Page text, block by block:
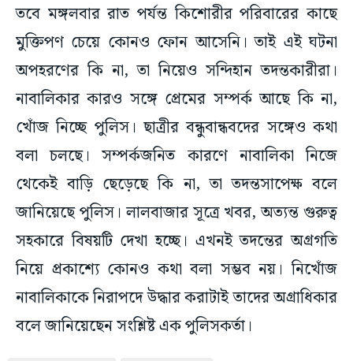
তবে মঙ্গলবার রাত পর্যন্ত কিশোরীর পরিবারের কাছে
মুক্তিপণ চেয়ে কোনও ফোন আসেনি। তাই এই ঘটনা
অপহরণের কি না, তা নিয়েও সন্দিহান তদন্তকারীরা।
নাবালিকার কারও সঙ্গে প্রেমের সম্পর্ক আছে কি না,
খোঁজ নিচ্ছে পুলিস। ছাত্রীর বন্ধুবান্ধবদের সঙ্গেও কথা
বলা চলছে। সম্পর্কজনিত কারণে নাবালিকা নিজে
থেকেই বাড়ি ছেড়েছে কি না, তা তদন্তসাপেক্ষ বলে
জানিয়েছে পুলিস। লালবাজার সূত্রে খবর, অত্যন্ত গুরুত্ব
সহকারে বিষয়টি দেখা হচ্ছে। এখনই তদন্তের অগ্রগতি
নিয়ে প্রকাশ্যে কোনও কথা বলা সম্ভব নয়। নিখোঁজ
নাবালিকাকে নিরাপদে উদ্ধার করাটাই তাদের অগ্রাধিকার
বলে জানিয়েছেন সংশ্লিষ্ট এক পুলিসকর্তা।